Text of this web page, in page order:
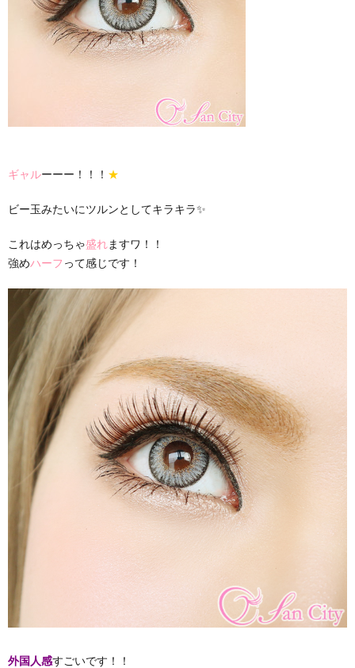
ギャルーーー！！！ ★
ビー玉みたいにツルンとしてキラキラ✨
これはめっちゃ盛れますワ！！
強めハーフ って感じです！
外国人感すごいです！！